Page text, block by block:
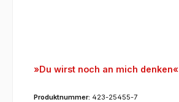
»Du wirst noch an mich denken«
Produktnummer: 423-25455-7